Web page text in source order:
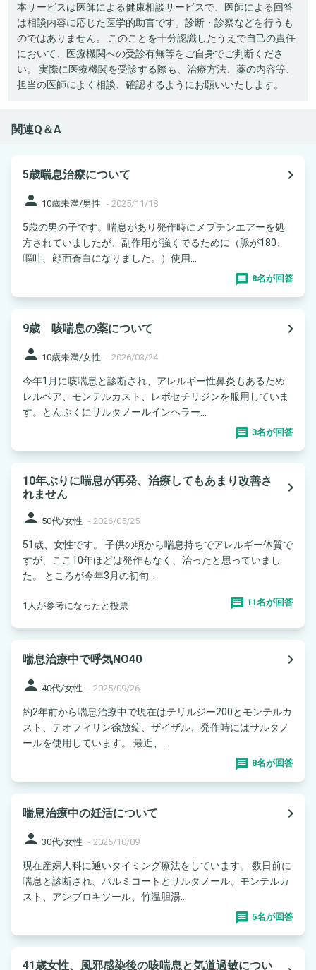
本サービスは医師による健康相談サービスで、医師による回答
は相談内容に応じた医学的助言です。診断・診察などを行うも
のではありません。 このことを十分認識したうえで自己の責任
において、医療機関への受診有無等をご自身でご判断くださ
い。 実際に医療機関を受診する際も、治療方法、薬の内容等、
担当の医師によく相談、確認するようにお願いいたします。
関連Q＆A
5歳喘息治療について
navigate_next
person 10歳未満/男性 - 2025/11/18
5歳の男の子です。喘息があり発作時にメプチンエアーを処
方されていましたが、副作用が強くでるために（脈が180、
嘔吐、顔面蒼白になりました。）使用...
8名が回答
9歳 咳喘息の薬について
navigate_next
person 10歳未満/女性 - 2026/03/24
今年1月に咳喘息と診断され、アレルギー性鼻炎もあるため
レルベア、モンテルカスト、レボセチリジンを服用していま
す。とんぷくにサルタノールインヘラー...
3名が回答
10年ぶりに喘息が再発、治療してもあまり改善さ
れません
navigate_next
person 50代/女性 - 2026/05/25
51歳、女性です。 子供の頃から喘息持ちでアレルギー体質で
すが、ここ10年ほどは発作もなく、治ったと思っていまし
た。 ところが今年3月の初旬...
1人が参考になったと投票 11名が回答
喘息治療中で呼気NO40
navigate_next
person 40代/女性 - 2025/09/26
約2年前から喘息治療中で現在はテリルジー200とモンテルカ
スト、テオフィリン徐放錠、ザイザル、発作時にはサルタノ
ールを使用しています。 最近、...
8名が回答
喘息治療中の妊活について
navigate_next
person 30代/女性 - 2025/10/09
現在産婦人科に通いタイミング療法をしています。 数日前に
喘息と診断され、パルミコートとサルタノール、モンテルカ
スト、アンブロキソール、竹温胆湯...
5名が回答
41歳女性、風邪感染後の咳喘息と気道過敏につい